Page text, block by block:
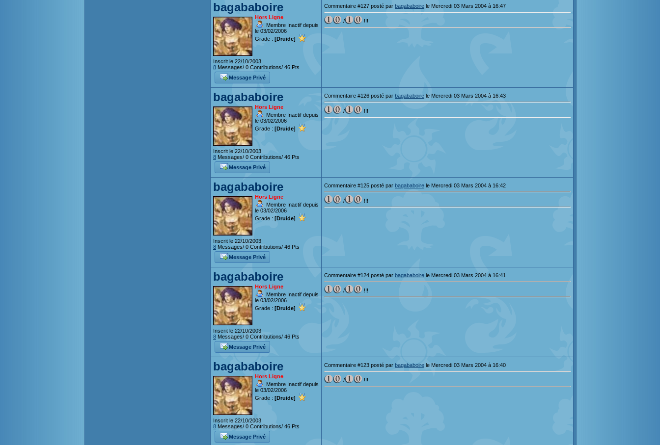
bagababoire
Hors Ligne
Membre Inactif depuis
le 03/02/2006
Grade : [Druide]
Inscrit le 22/10/2003
8 Messages/ 0 Contributions/ 46 Pts
Message Privé
Commentaire #127 posté par bagababoire le Mercredi 03 Mars 2004 à 16:47
/ !!!
bagababoire
Hors Ligne
Membre Inactif depuis
le 03/02/2006
Grade : [Druide]
Inscrit le 22/10/2003
8 Messages/ 0 Contributions/ 46 Pts
Message Privé
Commentaire #126 posté par bagababoire le Mercredi 03 Mars 2004 à 16:43
/ !!!
bagababoire
Hors Ligne
Membre Inactif depuis
le 03/02/2006
Grade : [Druide]
Inscrit le 22/10/2003
8 Messages/ 0 Contributions/ 46 Pts
Message Privé
Commentaire #125 posté par bagababoire le Mercredi 03 Mars 2004 à 16:42
/ !!!
bagababoire
Hors Ligne
Membre Inactif depuis
le 03/02/2006
Grade : [Druide]
Inscrit le 22/10/2003
8 Messages/ 0 Contributions/ 46 Pts
Message Privé
Commentaire #124 posté par bagababoire le Mercredi 03 Mars 2004 à 16:41
/ !!!
bagababoire
Hors Ligne
Membre Inactif depuis
le 03/02/2006
Grade : [Druide]
Inscrit le 22/10/2003
8 Messages/ 0 Contributions/ 46 Pts
Message Privé
Commentaire #123 posté par bagababoire le Mercredi 03 Mars 2004 à 16:40
/ !!!